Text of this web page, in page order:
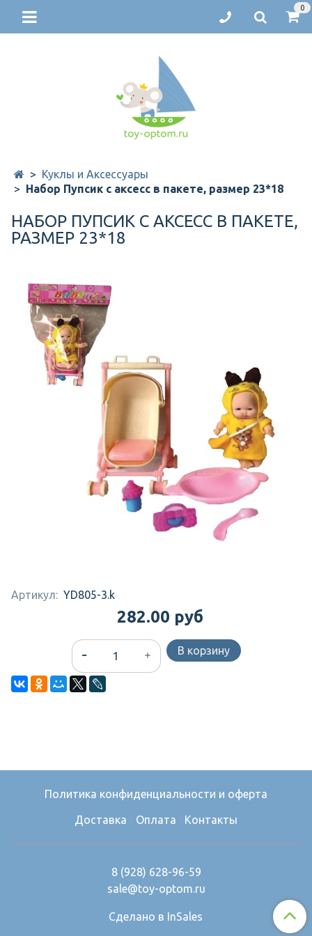
0
Куклы и Аксессуары
Набор Пупсик с аксесс в пакете, размер 23*18
НАБОР ПУПСИК С АКСЕСС В ПАКЕТЕ,
РАЗМЕР 23*18
Артикул: YD805-3.k
282.00 руб
В корзину
Политика конфиденциальности и оферта
Доставка Оплата Контакты
8 (928) 628-96-59
sale@toy-optom.ru
Сделано в InSales